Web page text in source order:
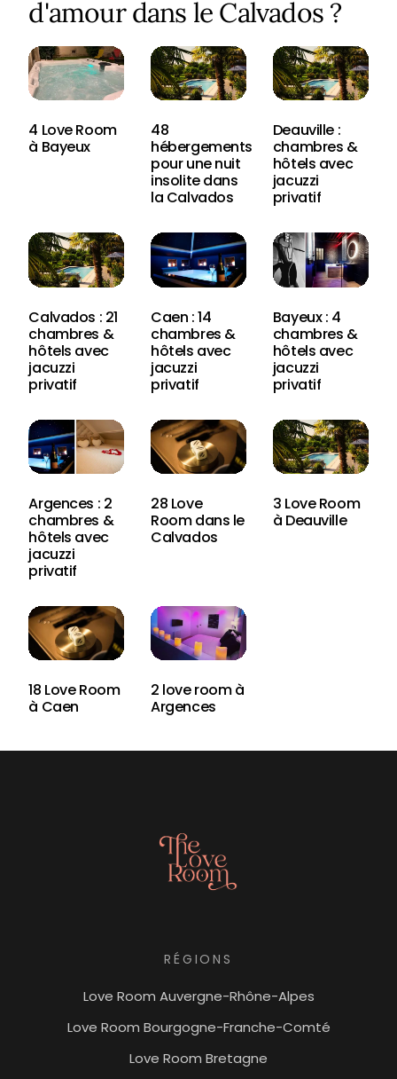
d'amour dans le Calvados ?
4 Love Room
à Bayeux
48
hébergements
pour une nuit
insolite dans
la Calvados
Deauville :
chambres &
hôtels avec
jacuzzi
privatif
Calvados : 21
chambres &
hôtels avec
jacuzzi
privatif
Caen : 14
chambres &
hôtels avec
jacuzzi
privatif
Bayeux : 4
chambres &
hôtels avec
jacuzzi
privatif
Argences : 2
chambres &
hôtels avec
jacuzzi
privatif
28 Love
Room dans le
Calvados
3 Love Room
à Deauville
18 Love Room
à Caen
2 love room à
Argences
RÉGIONS
Love Room Auvergne-Rhône-Alpes
Love Room Bourgogne-Franche-Comté
Love Room Bretagne